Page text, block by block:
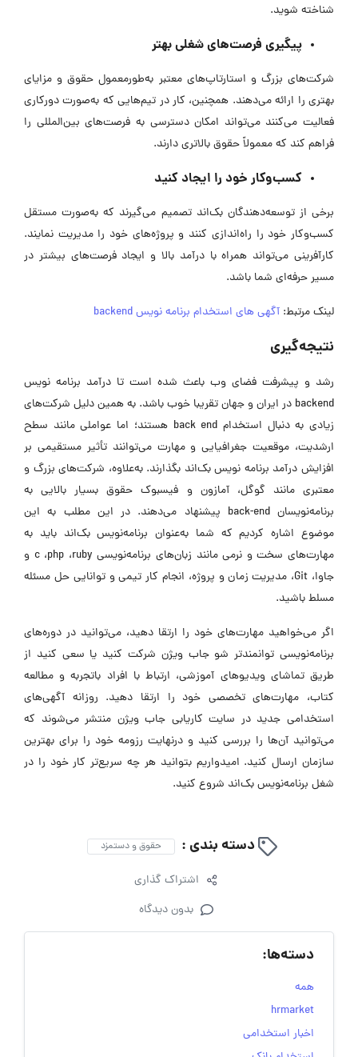
شناخته شوید.
پیگیری فرصت‌های شغلی بهتر
شرکت‌های بزرگ و استارتاپ‌های معتبر به‌طورمعمول حقوق و مزایای
بهتری را ارائه می‌دهند. همچنین، کار در تیم‌هایی که به‌صورت دورکاری
فعالیت می‌کنند می‌تواند امکان دسترسی به فرصت‌های بین‌المللی را
فراهم کند که معمولاً حقوق بالاتری دارند.
کسب‌وکار خود را ایجاد کنید
برخی از توسعه‌دهندگان بک‌اند تصمیم می‌گیرند که به‌صورت مستقل
کسب‌وکار خود را راه‌اندازی کنند و پروژه‌های خود را مدیریت نمایند.
کارآفرینی می‌تواند همراه با درآمد بالا و ایجاد فرصت‌های بیشتر در
مسیر حرفه‌ای شما باشد.
لینک مرتبط: آگهی های استخدام برنامه نویس backend
نتیجه‌گیری
رشد و پیشرفت فضای وب باعث شده است تا درآمد برنامه نویس
backend در ایران و جهان تقریبا خوب باشد. به همین دلیل شرکت‌های
زیادی به دنبال استخدام back end هستند؛ اما عواملی مانند سطح
ارشدیت، موقعیت جغرافیایی و مهارت می‌توانند تأثیر مستقیمی بر
افزایش درآمد برنامه نویس بک‌اند بگذارند. به‌علاوه، شرکت‌های بزرگ و
معتبری مانند گوگل، آمازون و فیسبوک حقوق بسیار بالایی به
برنامه‌نویسان back-end پیشنهاد می‌دهند. در این مطلب به این
موضوع اشاره کردیم که شما به‌عنوان برنامه‌نویس بک‌اند باید به
مهارت‌های سخت و نرمی مانند زبان‌های برنامه‌نویسی c ،php ،ruby و
جاوا، Git، مدیریت زمان و پروژه، انجام کار تیمی و توانایی حل مسئله
مسلط باشید.
اگر می‌خواهید مهارت‌های خود را ارتقا دهید، می‌توانید در دوره‌های
برنامه‌نویسی توانمندتر شو جاب ویژن شرکت کنید یا سعی کنید از
طریق تماشای ویدیو‌های آموزشی، ارتباط با افراد باتجربه و مطالعه
کتاب، مهارت‌های تخصصی خود را ارتقا دهید. روزانه آگهی‌های
استخدامی جدید در سایت‌ کاریابی جاب ویژن منتشر می‌شوند که
می‌توانید آن‌ها را بررسی کنید و درنهایت رزومه خود را برای بهترین
سازمان ارسال کنید. امیدواریم بتوانید هر چه سریع‌تر کار خود را در
شغل برنامه‌نویس بک‌اند شروع کنید.
دسته بندی : حقوق و دستمزد
اشتراک گذاری
بدون دیدگاه
دسته‌ها:
همه
hrmarket
اخبار استخدامی